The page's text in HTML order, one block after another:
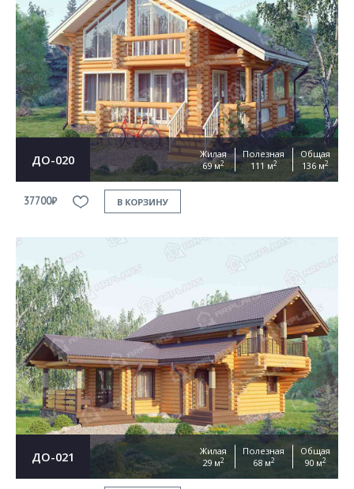
ДО-020
Жилая
69 м2
Полезная
111 м2
Общая
136 м2
37700₽ В КОРЗИНУ
ДО-021
Жилая
29 м2
Полезная
68 м2
Общая
90 м2